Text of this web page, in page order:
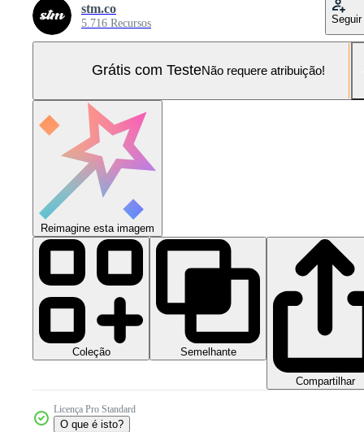
stm.co
5.716 Recursos Seguir
Grátis com TesteNão requere atribuição!
Reimagine esta imagem
Coleção Semelhante
Compartilhar
Licença Pro Standard
O que é isto?